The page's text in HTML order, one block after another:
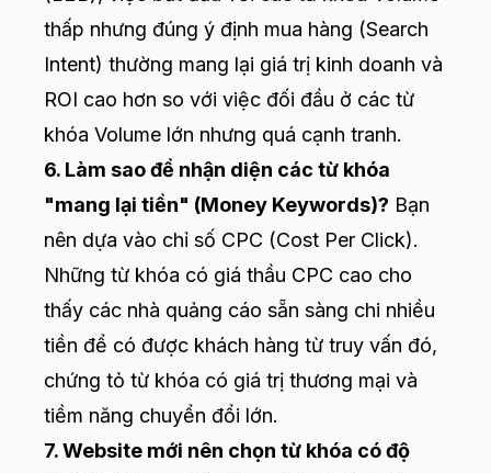
thấp nhưng đúng ý định mua hàng (Search
Intent) thường mang lại giá trị kinh doanh và
ROI cao hơn so với việc đối đầu ở các từ
khóa Volume lớn nhưng quá cạnh tranh.
6. Làm sao để nhận diện các từ khóa
"mang lại tiền" (Money Keywords)? Bạn
nên dựa vào chỉ số CPC (Cost Per Click).
Những từ khóa có giá thầu CPC cao cho
thấy các nhà quảng cáo sẵn sàng chi nhiều
tiền để có được khách hàng từ truy vấn đó,
chứng tỏ từ khóa có giá trị thương mại và
tiềm năng chuyển đổi lớn.
7. Website mới nên chọn từ khóa có độ